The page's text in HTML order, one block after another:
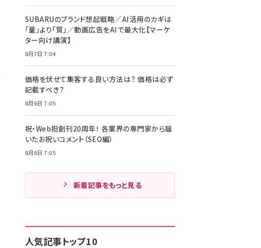
SUBARUのブランド想起戦略／AI活用のカギは
「量」より「質」／動画広告をAIで最大化【マーケ
ター向け講演】
8月7日 7:04
価格を伏せて集客する良い方法は？ 価格は必ず
記載すべき？
8月6日 7:05
祝・Web担創刊20周年！ 各業界の専門家から届
いたお祝いコメント（SEO編）
8月6日 7:05
新着記事をもっと見る
人気記事トップ10